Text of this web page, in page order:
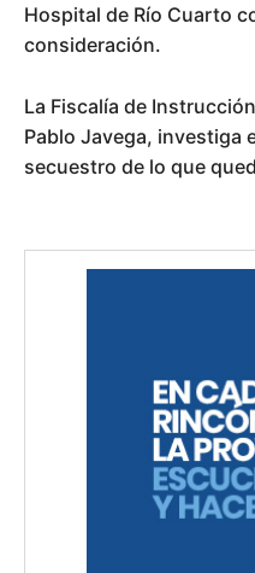
Hospital de Río Cuarto
consideración.
La Fiscalía de
Pablo Javega, investiga
secuestro de lo que